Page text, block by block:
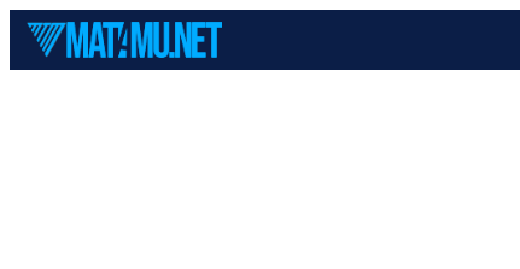
Skip